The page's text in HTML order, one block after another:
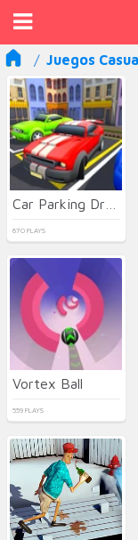
Juegos
670 PLAYS
Vortex Ball
559 PLAYS